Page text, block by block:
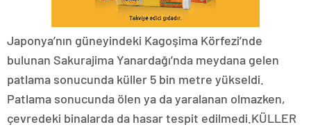
Japonya’nın güneyindeki Kagoşima Körfezi’nde
bulunan Sakurajima Yanardağı’nda meydana gelen
patlama sonucunda küller 5 bin metre yükseldi.
Patlama sonucunda ölen ya da yaralanan olmazken,
çevredeki binalarda da hasar tespit edilmedi.KÜLLER